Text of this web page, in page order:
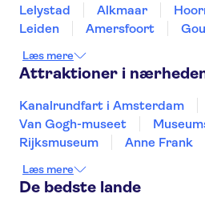
Lelystad
Alkmaar
Leiden
Amersfoort
Læs mere
Attraktioner i
Kanalrundfart i Amsterdam
Van Gogh-museet
Rijksmuseum
Anne Frank
Royal Palace of Amsterdam
Stedelijk Museum Amsterdam
Læs mere
De bedste lande